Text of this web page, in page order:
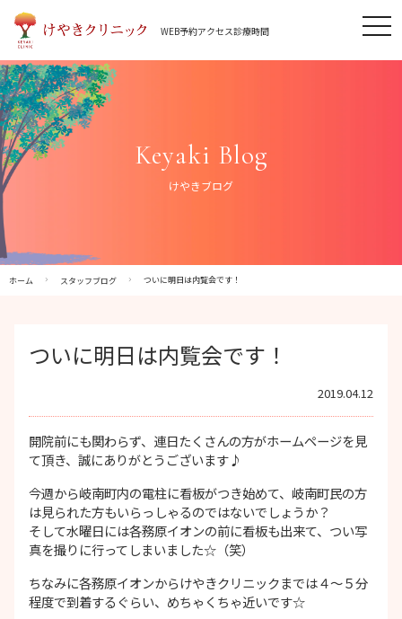
Skip
content
WEB予約アクセス診療時間
Keyaki Blog
けやきブログ
ホーム スタッフブログ ついに明日は内覧会です！
ついに明日は内覧会です！
2019.04.12
開院前にも関わらず、連日たくさんの方がホームページを見
て頂き、誠にありがとうございます♪
今週から岐南町内の電柱に看板がつき始めて、岐南町民の方
は見られた方もいらっしゃるのではないでしょうか？
そして水曜日には各務原イオンの前に看板も出来て、つい写
真を撮りに行ってしまいました☆（笑）
ちなみに各務原イオンからけやきクリニックまでは４〜５分
程度で到着するぐらい、めちゃくちゃ近いです☆